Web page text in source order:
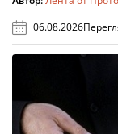
06.08.2026